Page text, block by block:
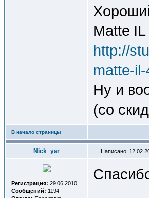
Matte
http://
matte-
Ну и
(со
В начало страницы
Nick_yar Написано:
Регистрация: 29.06.2010
Сообщений: 1194